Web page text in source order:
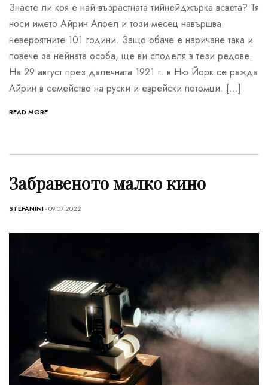
Знаете ли коя е най-възрастната тийнейджърка всвета? Тя
носи името Айрин Апфел и този месец навършва
невероятните 101 години. Защо обаче е наричане така и
повече за нейната особа, ще ви споделя в тези редове.
На 29 август през далечната 1921 г. в Ню Йорк се ражда
Айрин в семейство на руски и еврейски потомци. […]
READ MORE
Забравеното малко кино
STEFANINI- 09.07.2022